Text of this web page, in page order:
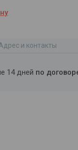
и контакты
14 дней по